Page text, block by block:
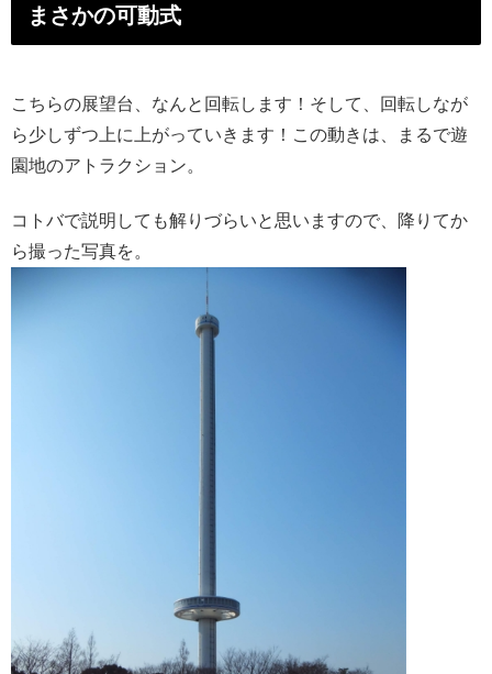
まさかの可動式
こちらの展望台、なんと回転します！そして、回転しなが
ら少しずつ上に上がっていきます！この動きは、まるで遊
園地のアトラクション。
コトバで説明しても解りづらいと思いますので、降りてか
ら撮った写真を。